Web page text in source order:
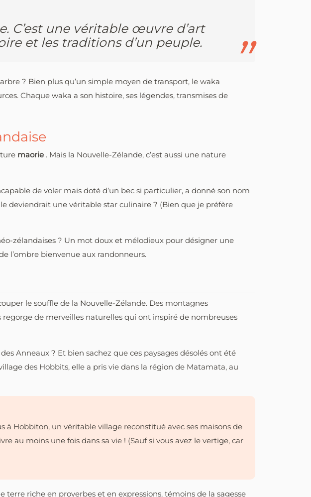
C’est une véritable œuvre d’art
et les traditions d’un peuple.
? Bien plus qu’un simple moyen de transport, le waka
Chaque waka a son histoire, ses légendes, transmises de
maorie . Mais la Nouvelle-Zélande, c’est aussi une nature
de voler mais doté d’un bec si particulier, a donné son nom
deviendrait une véritable star culinaire ? (Bien que je préfère
zélandaises ? Un mot doux et mélodieux pour désigner une
l’ombre bienvenue aux randonneurs.
le souffle de la Nouvelle-Zélande. Des montagnes
regorge de merveilles naturelles qui ont inspiré de nombreuses
Anneaux ? Et bien sachez que ces paysages désolés ont été
des Hobbits, elle a pris vie dans la région de Matamata, au
à Hobbiton, un véritable village reconstitué avec ses maisons de
au moins une fois dans sa vie ! (Sauf si vous avez le vertige, car
terre riche en proverbes et en expressions, témoins de la sagesse